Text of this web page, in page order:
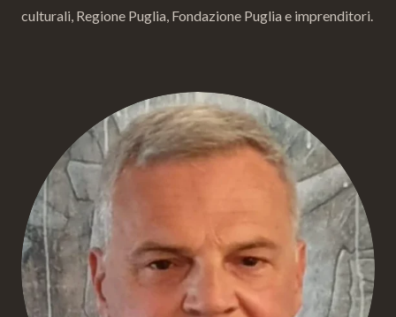
culturali, Regione Puglia, Fondazione Puglia e imprenditori.